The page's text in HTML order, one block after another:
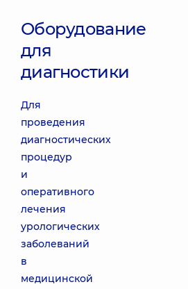
Оборудование
для
диагностики
Для
проведения
диагностических
процедур
и
оперативного
лечения
урологических
заболеваний
в
медицинской